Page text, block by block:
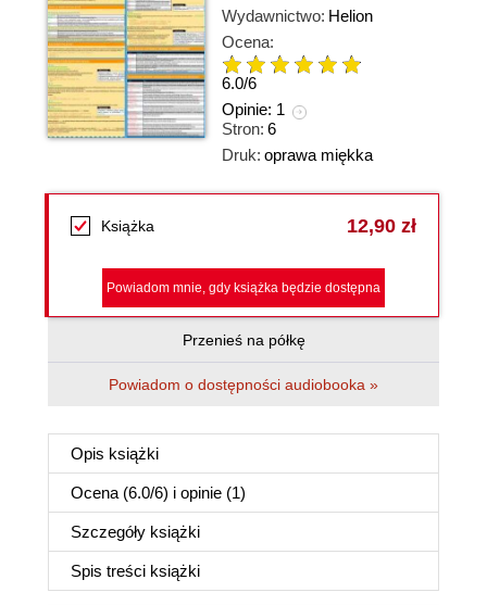
Wydawnictwo: Helion
Ocena:
6.0/6
Opinie: 1
Stron: 6
Druk: oprawa miękka
Książka 12,90 zł
Powiadom mnie, gdy książka będzie dostępna
Przenieś na półkę
Powiadom o dostępności audiobooka »
Opis książki
Ocena (6.0/6) i opinie (1)
Szczegóły książki
Spis treści książki